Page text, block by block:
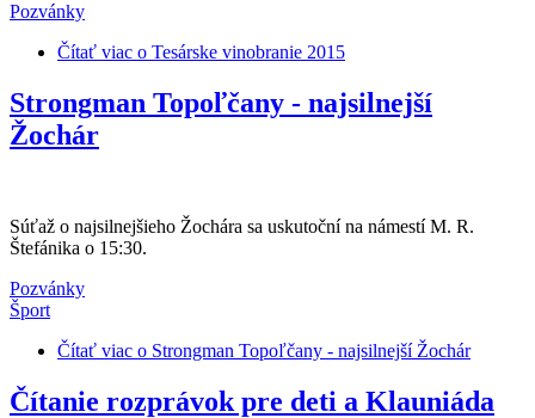
Pozvánky
Čítať viac o Tesárske vinobranie 2015
Strongman Topoľčany - najsilnejší
Žochár
Súťaž o najsilnejšieho Žochára sa uskutoční na námestí M. R.
Štefánika o 15:30.
Pozvánky
Šport
Čítať viac o Strongman Topoľčany - najsilnejší Žochár
Čítanie rozprávok pre deti a Klauniáda